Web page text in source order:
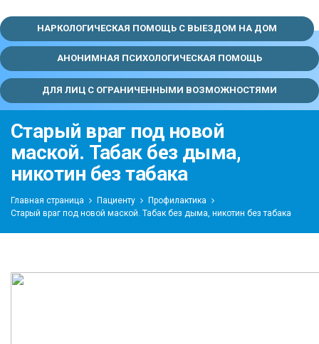
НАРКОЛОГИЧЕСКАЯ ПОМОЩЬ С ВЫЕЗДОМ НА ДОМ
АНОНИМНАЯ ПСИХОЛОГИЧЕСКАЯ ПОМОЩЬ
ДЛЯ ЛИЦ С ОГРАНИЧЕННЫМИ ВОЗМОЖНОСТЯМИ
Старый враг под новой
маской. Табак без дыма,
никотин без табака
Главная страница Пациенту
Профилактика
Старый враг под новой маской. Табак без дыма, никотин без табака